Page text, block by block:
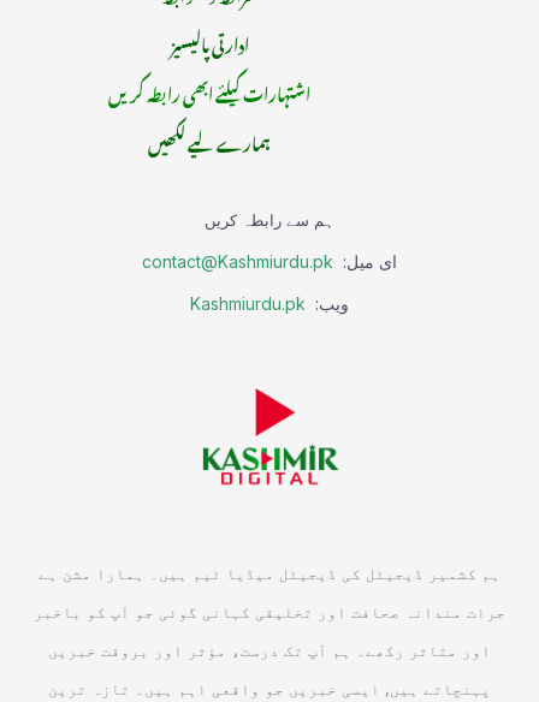
ادارتی پالیسیز
اشتہارات کیلئے ابھی رابطہ کریں
ہمارے لیے لکھیں
ہم سے رابطہ کریں
ای میل: contact@Kashmiurdu.pk
ویب: Kashmiurdu.pk
ہم کشمیر ڈیجیٹل کی ڈیجیٹل میڈیا ٹیم ہیں۔ ہمارا مشن ہے
جرات مندانہ صحافت اور تخلیقی کہانی گوئی جو آپ کو باخبر
اور متاثر رکھے۔ ہم آپ تک درست، مؤثر اور بروقت خبریں
پہنچاتے ہیں, ایسی خبریں جو واقعی اہم ہیں۔ تازہ ترین